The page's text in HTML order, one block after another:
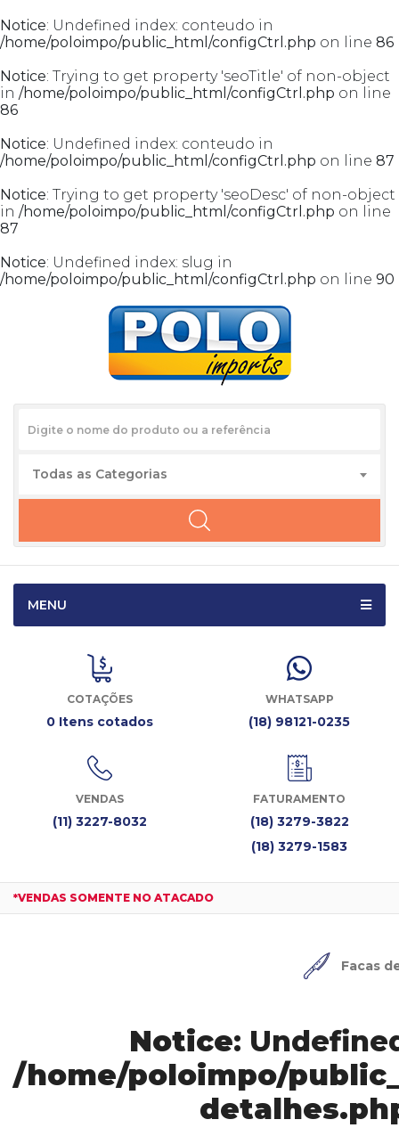
Notice: Undefined index: conteudo in
/home/poloimpo/public_html/configCtrl.php on line 86
Notice: Trying to get property 'seoTitle' of non-object
in /home/poloimpo/public_html/configCtrl.php on line
86
Notice: Undefined index: conteudo in
/home/poloimpo/public_html/configCtrl.php on line 87
Notice: Trying to get property 'seoDesc' of non-object
in /home/poloimpo/public_html/configCtrl.php on line
87
Notice: Undefined index: slug in
/home/poloimpo/public_html/configCtrl.php on line 90
Todas as Categorias
MENU
COTAÇÕES
0 Itens cotados
WHATSAPP
(18) 98121-0235
VENDAS
(11) 3227-8032
FATURAMENTO
(18) 3279-3822
(18) 3279-1583
*VENDAS SOMENTE NO ATACADO
Facas
Notice:
/home/poloimpo/